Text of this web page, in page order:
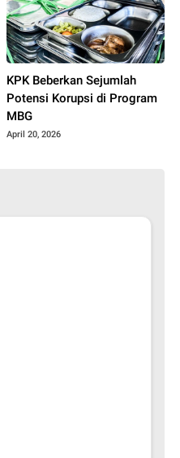
KPK Beberkan Sejumlah
Potensi Korupsi di Program
MBG
April 20, 2026